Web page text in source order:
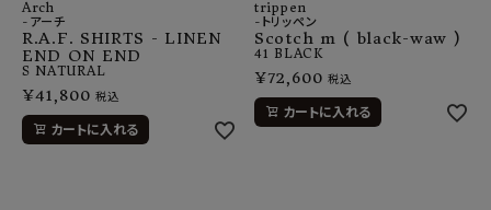
Arch
-アーチ
R.A.F. SHIRTS - LINEN
END ON END
S NATURAL
¥41,800 税込
カートに入れる
trippen
-トリッペン
Scotch m ( black-waw )
41 BLACK
¥72,600 税込
カートに入れる